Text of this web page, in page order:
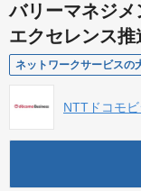
バリーマネジ
エクセレンス
NTTドコモ